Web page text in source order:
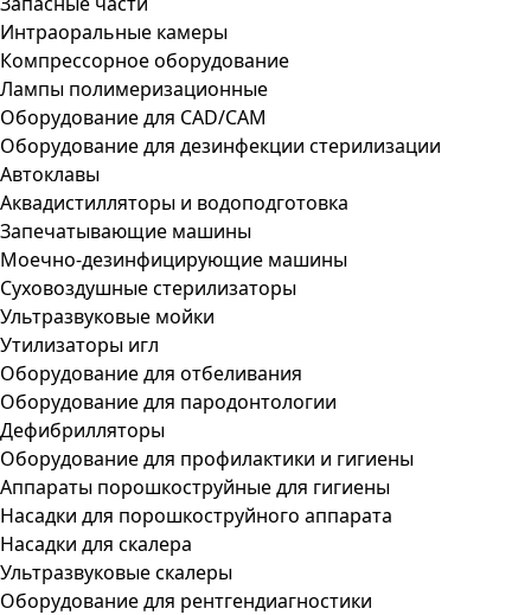
Интраоральные камеры
Компрессорное оборудование
Лампы полимеризационные
Оборудование для CAD/CAM
Оборудование для дезинфекции стерилизации
Автоклавы
Аквадистилляторы и водоподготовка
Запечатывающие машины
Моечно-дезинфицирующие машины
Суховоздушные стерилизаторы
Ультразвуковые мойки
Утилизаторы игл
Оборудование для отбеливания
Оборудование для пародонтологии
Дефибрилляторы
Оборудование для профилактики и гигиены
Аппараты порошкоструйные для гигиены
Насадки для порошкоструйного аппарата
Насадки для скалера
Ультразвуковые скалеры
Оборудование для рентгендиагностики